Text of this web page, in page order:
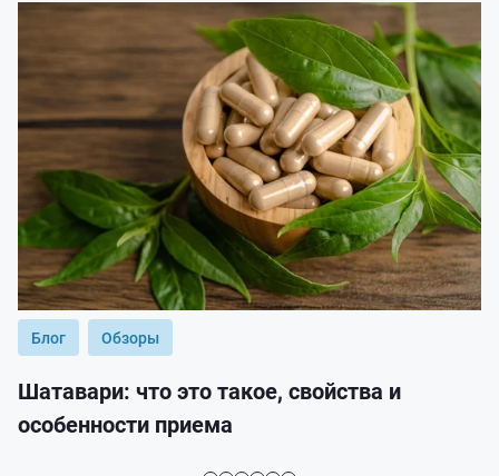
Блог Обзоры
Шатавари: что это такое, свойства и
особенности приема